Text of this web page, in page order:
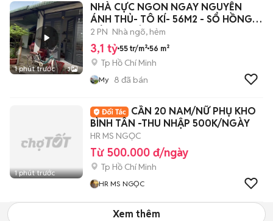
1 phút trước 3
NHÀ CỰC NGON NGAY NGUYỄN
ÁNH THỦ- TÔ KÍ- 56M2 - SỔ HỒNG
RIÊNG- CHỈ 3,1
2 PN Nhà ngõ, hẻm
3,1 tỷ 55 tr/m² 56 m²
Tp Hồ Chí Minh
My 8 đã bán
1 phút trước
CẦN 20 NAM/NỮ PHỤ KHO
BÌNH TÂN -THU NHẬP 500K/NGÀY
HR MS NGỌC
Từ 500.000 đ/ngày
Tp Hồ Chí Minh
HR MS NGỌC
Xem thêm